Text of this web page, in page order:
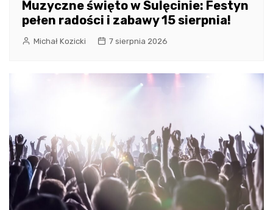
Muzyczne święto w Sulęcinie: Festyn
pełen radości i zabawy 15 sierpnia!
Michał Kozicki 7 sierpnia 2026